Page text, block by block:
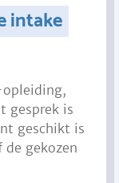
intake
gesprek is
geschikt is
gekozen